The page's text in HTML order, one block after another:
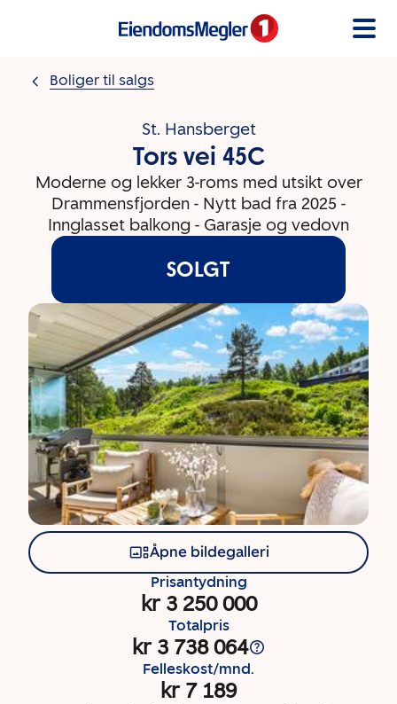
Boliger til salgs
St. Hansberget
Tors vei 45C
Moderne og lekker 3-roms med utsikt over
Drammensfjorden - Nytt bad fra 2025 -
Innglasset balkong - Garasje og vedovn
SOLGT
Åpne bildegalleri
Prisantydning
kr 3 250 000
Totalpris
kr 3 738 064
Felleskost/mnd.
kr 7 189